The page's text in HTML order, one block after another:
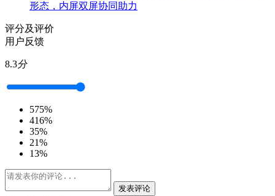
形态，内屏双屏协同助力
评分及评价
用户反馈
8.3分
575%
416%
35%
21%
13%
发表评论